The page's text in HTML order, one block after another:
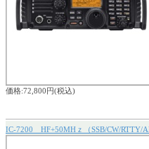
価格:72,800円(税込)
IC-7200 HF+50MHｚ（SSB/CW/RTTY/